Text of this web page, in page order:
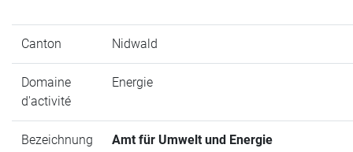
Canton Nidwald
Domaine
d'activité
Energie
Bezeichnung Amt für Umwelt und Energie